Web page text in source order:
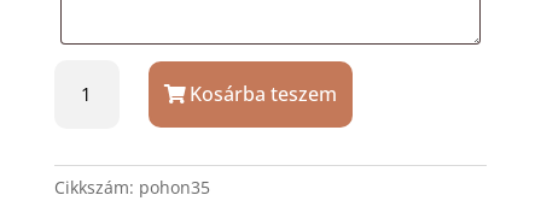
születésnapra
gravírozással
Kosárba teszem
Cikkszám: pohon35